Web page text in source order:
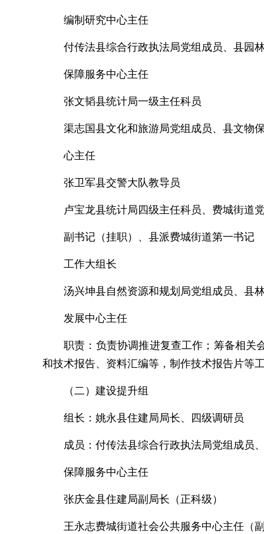
编制研究中心主任
付传法县综合行政执法局党组成员、县园
保障服务中心主任
张文韬县统计局一级主任科员
渠志国县文化和旅游局党组成员、县文物
心主任
张卫军县交警大队教导员
卢宝龙县统计局四级主任科员、费城街道
副书记（挂职）、县派费城街道第一书记
工作大组长
汤兴坤县自然资源和规划局党组成员、县
发展中心主任
职责：负责协调推进复查工作；筹备相关
和技术报告、资料汇编等，制作技术报告片等工
（二）建设提升组
组长：姚永县住建局局长、四级调研员
成员：付传法县综合行政执法局党组成员
保障服务中心主任
张庆金县住建局副局长（正科级）
王永志费城街道社会公共服务中心主任（